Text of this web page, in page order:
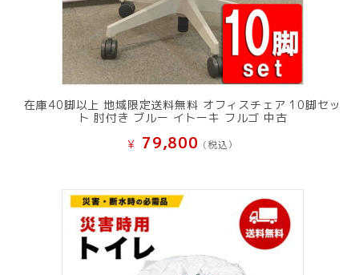
在庫40脚以上 地域限定送料無料 オフィスチェア 10脚セッ
ト 肘付き ブルー イトーキ フルゴ 中古
¥ 79,800 (税込）